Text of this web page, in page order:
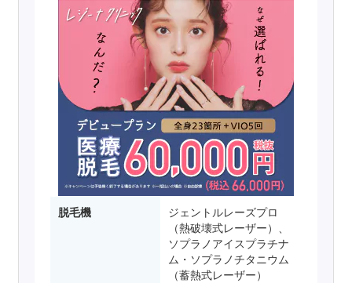
脱毛機
ジェントルレーズプロ
（熱破壊式レーザー）、
ソプラノアイスプラチナ
ム・ソプラノチタニウム
（蓄熱式レーザー）